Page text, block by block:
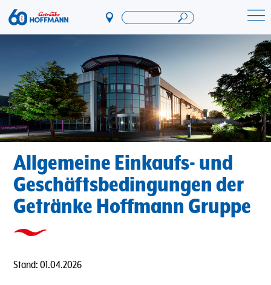
Direkt
zum
Inhalt
Startseite Getränke Hoffmann
Allgemeine Einkaufs- und
Geschäftsbedingungen der
Getränke Hoffmann Gruppe
Stand: 01.04.2026